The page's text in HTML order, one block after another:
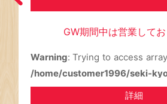
GW期間中は営業してお
Warning
/home/customer1996/seki-
html/wp-content/themes/
Warning
詳細